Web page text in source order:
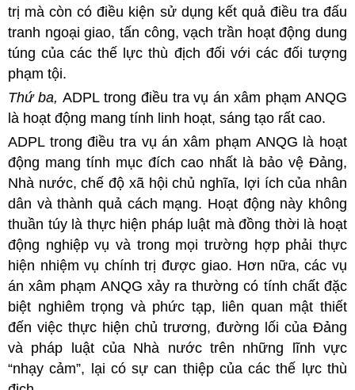
trị mà còn có điều kiện sử dụng kết quả điều tra đấu
tranh ngoại giao, tấn công, vạch trần hoạt động dung
túng của các thế lực thù địch đối với các đối tượng
phạm tội.
Thứ ba, ADPL trong điều tra vụ án xâm phạm ANQG
là hoạt động mang tính linh hoạt, sáng tạo rất cao.
ADPL trong điều tra vụ án xâm phạm ANQG là hoạt
động mang tính mục đích cao nhất là bảo vệ Đảng,
Nhà nước, chế độ xã hội chủ nghĩa, lợi ích của nhân
dân và thành quả cách mạng. Hoạt động này không
thuần túy là thực hiện pháp luật mà đồng thời là hoạt
động nghiệp vụ và trong mọi trường hợp phải thực
hiện nhiệm vụ chính trị được giao. Hơn nữa, các vụ
án xâm phạm ANQG xảy ra thường có tính chất đặc
biệt nghiêm trọng và phức tạp, liên quan mật thiết
đến việc thực hiện chủ trương, đường lối của Đảng
và pháp luật của Nhà nước trên những lĩnh vực
“nhạy cảm”, lại có sự can thiệp của các thế lực thù